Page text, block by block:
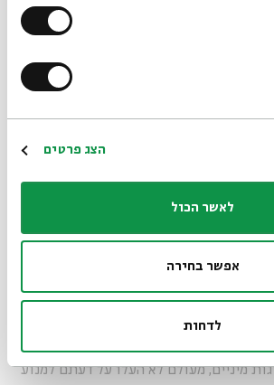
הצג פרטים
לאשר הכול
אפשר בחירה
לדחות
כמים. 'זוהי סדום' באדיבות סרטי
אדרי ולאון אדרי
אולי חיבבו יין, אבל לא ממש ידעו לשתות.
כמה כוסות יין ששותים עם האוכל לא
מיניים, מעולם לא העלו על דעתם למנוע